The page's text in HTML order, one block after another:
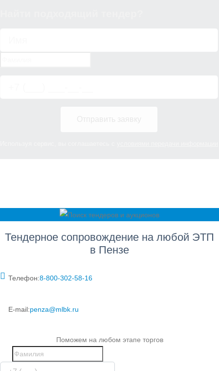
Тендерное сопровождение на любой ЭТП
в Пензе
Телефон:8‑800‑302‑58‑16
E-mail:penza@mlbk.ru
Поможем на любом этапе торгов